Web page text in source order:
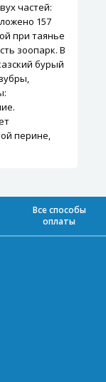
частей:
157
при таянье
зоопарк. В
бурый
перине,
Все способы
оплаты